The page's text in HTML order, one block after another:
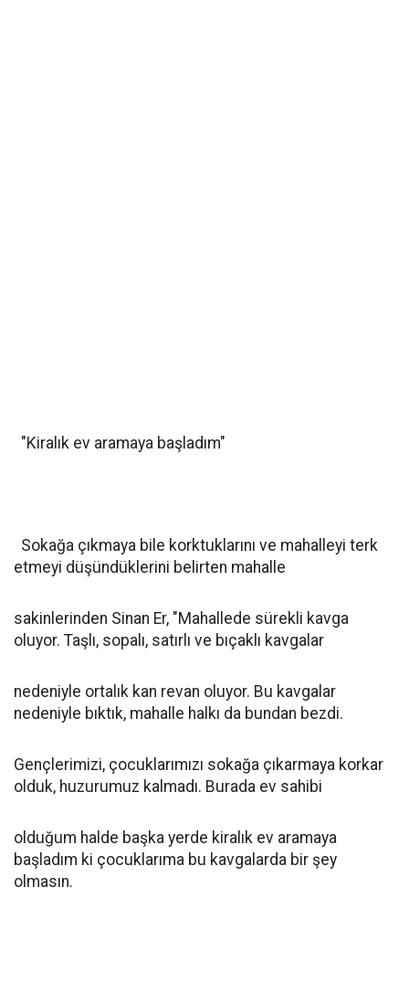
"Kiralık ev aramaya başladım"
Sokağa çıkmaya bile korktuklarını ve mahalleyi terk
etmeyi düşündüklerini belirten mahalle
sakinlerinden Sinan Er, "Mahallede sürekli kavga
oluyor. Taşlı, sopalı, satırlı ve bıçaklı kavgalar
nedeniyle ortalık kan revan oluyor. Bu kavgalar
nedeniyle bıktık, mahalle halkı da bundan bezdi.
Gençlerimizi, çocuklarımızı sokağa çıkarmaya korkar
olduk, huzurumuz kalmadı. Burada ev sahibi
olduğum halde başka yerde kiralık ev aramaya
başladım ki çocuklarıma bu kavgalarda bir şey
olmasın.